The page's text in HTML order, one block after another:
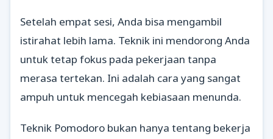
Setelah empat sesi, Anda bisa mengambil
istirahat lebih lama. Teknik ini mendorong Anda
untuk tetap fokus pada pekerjaan tanpa
merasa tertekan. Ini adalah cara yang sangat
ampuh untuk mencegah kebiasaan menunda.
Teknik Pomodoro bukan hanya tentang bekerja